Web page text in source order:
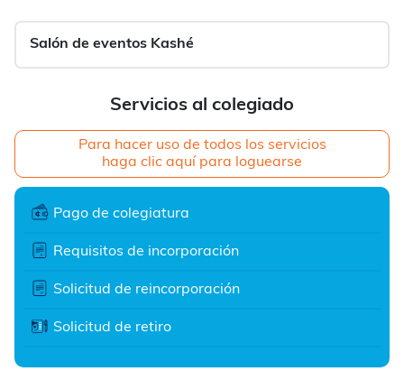
Servicios al colegiado
Para hacer uso de todos los servicios
haga clic aquí para loguearse
Pago de colegiatura
Requisitos de incorporación
Solicitud de reincorporación
Solicitud de retiro
Salón de eventos Kashé